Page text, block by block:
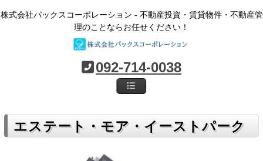
株式会社パックスコーポレーション - 不動産投資・賃貸物件・不動産管
理のことならお任せください！
092-714-0038
エステート・モア・イーストパーク